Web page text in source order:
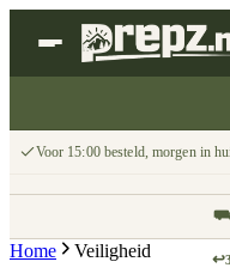
Voor 15:00 besteld, morgen in
↩
Home
Veiligheid